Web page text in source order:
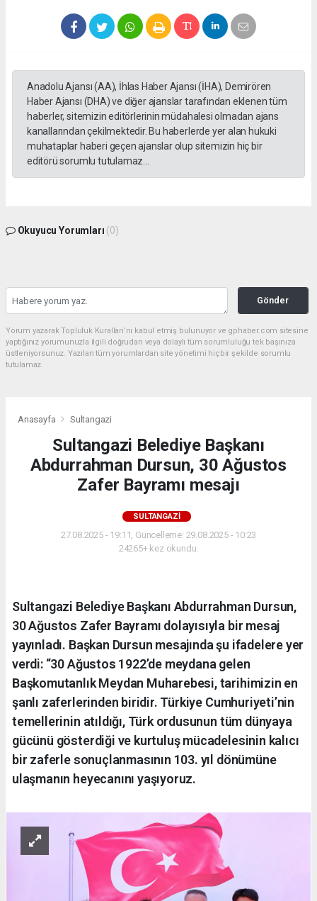
Anadolu Ajansı (AA), İhlas Haber Ajansı (İHA), Demirören
Haber Ajansı (DHA) ve diğer ajanslar tarafından eklenen tüm
haberler, sitemizin editörlerinin müdahalesi olmadan ajans
kanallarından çekilmektedir. Bu haberlerde yer alan hukuki
muhataplar haberi geçen ajanslar olup sitemizin hiç bir
editörü sorumlu tutulamaz...
Okuyucu Yorumları (0)
Gönder
Yorum yazarak Topluluk Kuralları’nı kabul etmiş bulunuyor ve gphaber.com sitesine
yaptığınız yorumunuzla ilgili doğrudan veya dolaylı tüm sorumluluğu tek başınıza
üstleniyorsunuz. Yazılan tüm yorumlardan site yönetimi hiçbir şekilde sorumlu
tutulamaz.
Anasayfa Sultangazi
Sultangazi Belediye Başkanı
Abdurrahman Dursun, 30 Ağustos
Zafer Bayramı mesajı
SULTANGAZI
27.08.2025 - 19:11, Güncelleme: 29.08.2025 - 10:23
24265+ kez okundu.
Sultangazi Belediye Başkanı Abdurrahman Dursun,
30 Ağustos Zafer Bayramı dolayısıyla bir mesaj
yayınladı. Başkan Dursun mesajında şu ifadelere yer
verdi: “30 Ağustos 1922’de meydana gelen
Başkomutanlık Meydan Muharebesi, tarihimizin en
şanlı zaferlerinden biridir. Türkiye Cumhuriyeti’nin
temellerinin atıldığı, Türk ordusunun tüm dünyaya
gücünü gösterdiği ve kurtuluş mücadelesinin kalıcı
bir zaferle sonuçlanmasının 103. yıl dönümüne
ulaşmanın heyecanını yaşıyoruz.